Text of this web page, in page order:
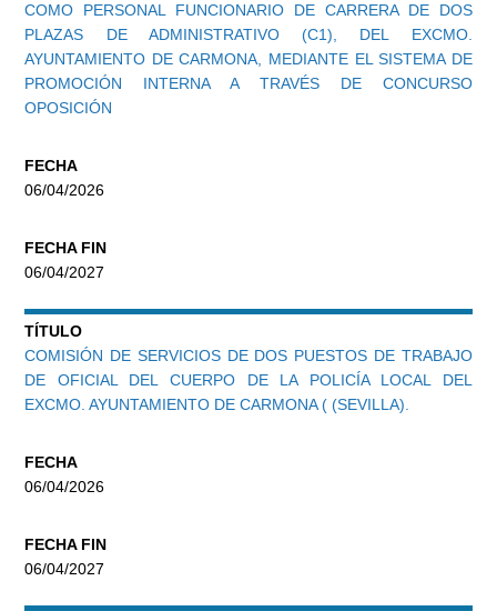
COMO PERSONAL FUNCIONARIO DE CARRERA DE DOS
PLAZAS DE ADMINISTRATIVO (C1), DEL EXCMO.
AYUNTAMIENTO DE CARMONA, MEDIANTE EL SISTEMA DE
PROMOCIÓN INTERNA A TRAVÉS DE CONCURSO
OPOSICIÓN
FECHA
06/04/2026
FECHA FIN
06/04/2027
TÍTULO
COMISIÓN DE SERVICIOS DE DOS PUESTOS DE TRABAJO
DE OFICIAL DEL CUERPO DE LA POLICÍA LOCAL DEL
EXCMO. AYUNTAMIENTO DE CARMONA ( (SEVILLA).
FECHA
06/04/2026
FECHA FIN
06/04/2027